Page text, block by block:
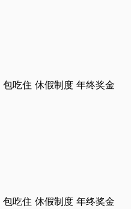
包吃住 休假制度 年终奖金
包吃住 休假制度 年终奖金